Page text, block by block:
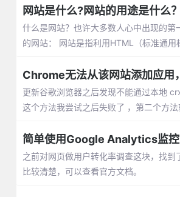
网站是什么?网站的用途是什么
什么是网站？也许大多数人心中出现的
的网站： 网站是指利用HTML（标准通
Chrome无法从该网站添加应用
更新谷歌浏览器之后发现不能通过本地
这个方法我尝试之后失败了 ，第二个方
简单使用Google Analytics监控
之前对网页做用户转化率调查这块，找
比较清楚，可以查看官方文档。